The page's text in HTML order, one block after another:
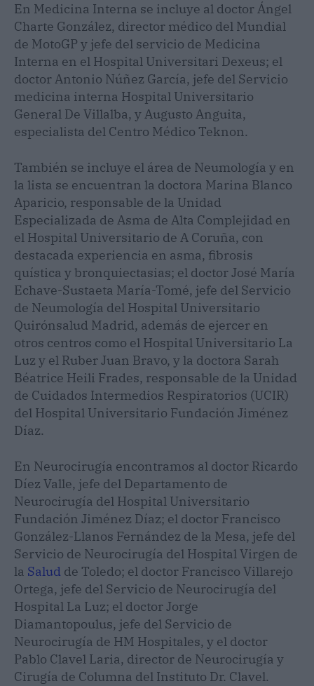
En Medicina Interna se incluye al doctor Ángel
Charte González, director médico del Mundial
de MotoGP y jefe del servicio de Medicina
Interna en el Hospital Universitari Dexeus; el
doctor Antonio Núñez García, jefe del Servicio
medicina interna Hospital Universitario
General De Villalba, y Augusto Anguita,
especialista del Centro Médico Teknon.
También se incluye el área de Neumología y en
la lista se encuentran la doctora Marina Blanco
Aparicio, responsable de la Unidad
Especializada de Asma de Alta Complejidad en
el Hospital Universitario de A Coruña, con
destacada experiencia en asma, fibrosis
quística y bronquiectasias; el doctor José María
Echave-Sustaeta María-Tomé, jefe del Servicio
de Neumología del Hospital Universitario
Quirónsalud Madrid, además de ejercer en
otros centros como el Hospital Universitario La
Luz y el Ruber Juan Bravo, y la doctora Sarah
Béatrice Heili Frades, responsable de la Unidad
de Cuidados Intermedios Respiratorios (UCIR)
del Hospital Universitario Fundación Jiménez
Díaz.
En Neurocirugía encontramos al doctor Ricardo
Díez Valle, jefe del Departamento de
Neurocirugía del Hospital Universitario
Fundación Jiménez Díaz; el doctor Francisco
González-Llanos Fernández de la Mesa, jefe del
Servicio de Neurocirugía del Hospital Virgen de
la Salud de Toledo; el doctor Francisco Villarejo
Ortega, jefe del Servicio de Neurocirugía del
Hospital La Luz; el doctor Jorge
Diamantopoulus, jefe del Servicio de
Neurocirugía de HM Hospitales, y el doctor
Pablo Clavel Laria, director de Neurocirugía y
Cirugía de Columna del Instituto Dr. Clavel.